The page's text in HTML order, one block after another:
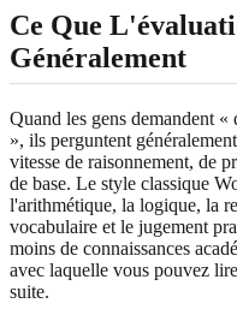
Ce Que
Généralement
Quand les gens demandent
», ils perguntent
vitesse de raisonnement, de
de base. Le style classique
l'arithmétique, la logique, la
vocabulaire et le jugement
moins de connaissances
avec laquelle vous pouvez
suite.